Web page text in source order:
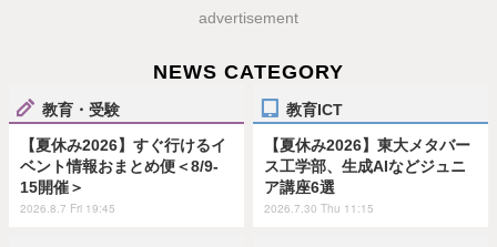
advertisement
NEWS CATEGORY
教育・受験
【夏休み2026】すぐ行けるイ
ベント情報おまとめ便＜8/9-
15開催＞
2026.8.7 Fri 19:45
教育ICT
【夏休み2026】東大メタバー
ス工学部、生成AIなどジュニ
ア講座6選
2026.7.30 Thu 11:15